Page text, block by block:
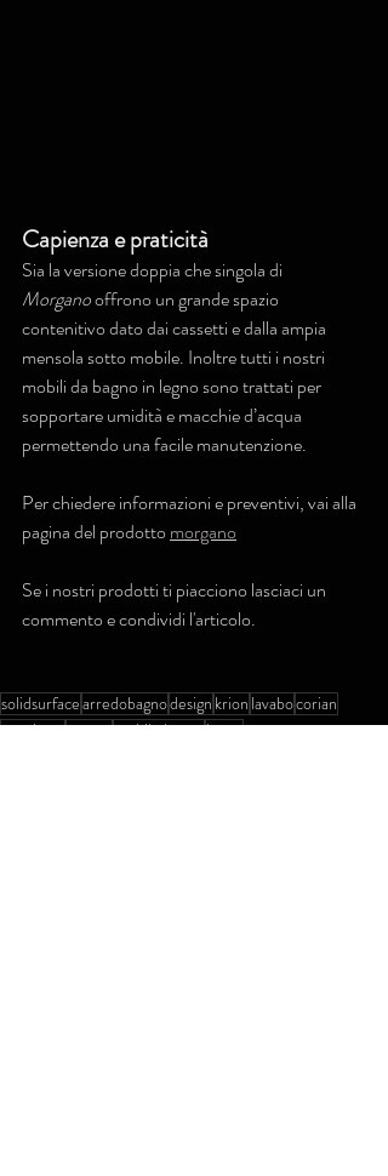
Capienza e praticità
Sia la versione doppia che singola di
Morgano offrono un grande spazio
contenitivo dato dai cassetti e dalla ampia
mensola sotto mobile. Inoltre tutti i nostri
mobili da bagno in legno sono trattati per
sopportare umidità e macchie d’acqua
permettendo una facile manutenzione.
Per chiedere informazioni e preventivi, vai alla
pagina del prodotto morgano
Se i nostri prodotti ti piacciono lasciaci un
commento e condividi l'articolo.
solidsurfacearredobagnodesign krion lavabocorian
su misuraroveremobile bagnolegno